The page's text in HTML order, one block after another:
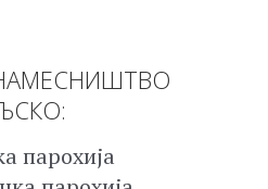
НАМЕСНИШТВО
парохија